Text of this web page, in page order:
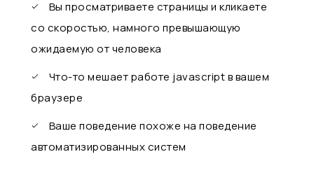
Вы просматриваете страницы и кликаете
со скоростью, намного превышающую
ожидаемую от человека
Что-то мешает работе javascript в вашем
браузере
Ваше поведение похоже на поведение
автоматизированных систем